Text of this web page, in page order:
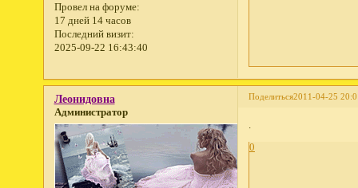
Провел на форуме:
17 дней 14 часов
Последний визит:
2025-09-22 16:43:40
Поделиться2011-04-25
Леонидовна
Администратор
0